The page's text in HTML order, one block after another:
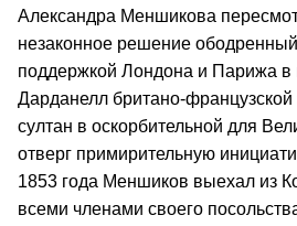
Александра Меншикова
незаконное решение
поддержкой Лондона и Парижа в
Дарданелл британо-французской
султан в оскорбительной для
отверг примирительную
1853 года Меншиков выехал из
всеми членами своего